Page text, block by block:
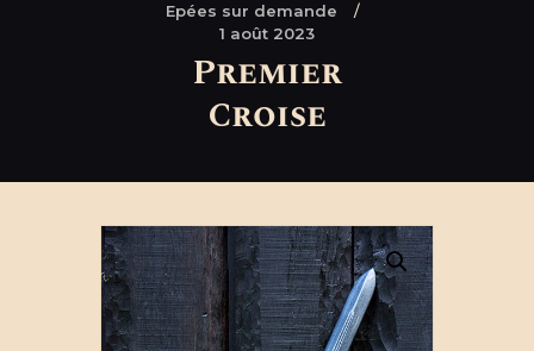
Epées sur demande
1 août 2023
Premier
Croise